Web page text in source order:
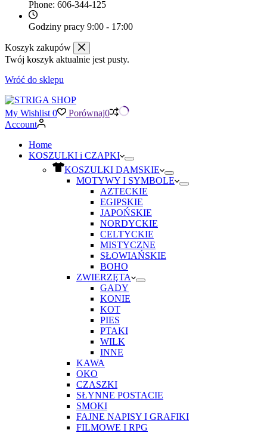
Phone: 606-344-125
Godziny pracy 9:00 - 17:00
Koszyk zakupów
Twój koszyk aktualnie jest pusty.
Wróć do sklepu
My Wishlist 0 Porównaj0
Account
Home
KOSZULKI i CZAPKI
KOSZULKI DAMSKIE
MOTYWY I SYMBOLE
AZTECKIE
EGIPSKIE
JAPOŃSKIE
NORDYCKIE
CELTYCKIE
MISTYCZNE
SŁOWIAŃSKIE
BOHO
ZWIERZĘTA
GADY
KONIE
KOT
PIES
PTAKI
WILK
INNE
KAWA
OKO
CZASZKI
SŁYNNE POSTACIE
SMOKI
FAJNE NAPISY I GRAFIKI
FILMOWE I RPG